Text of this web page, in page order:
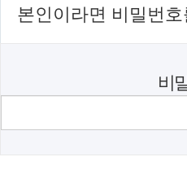
본인이라면 비밀번
비